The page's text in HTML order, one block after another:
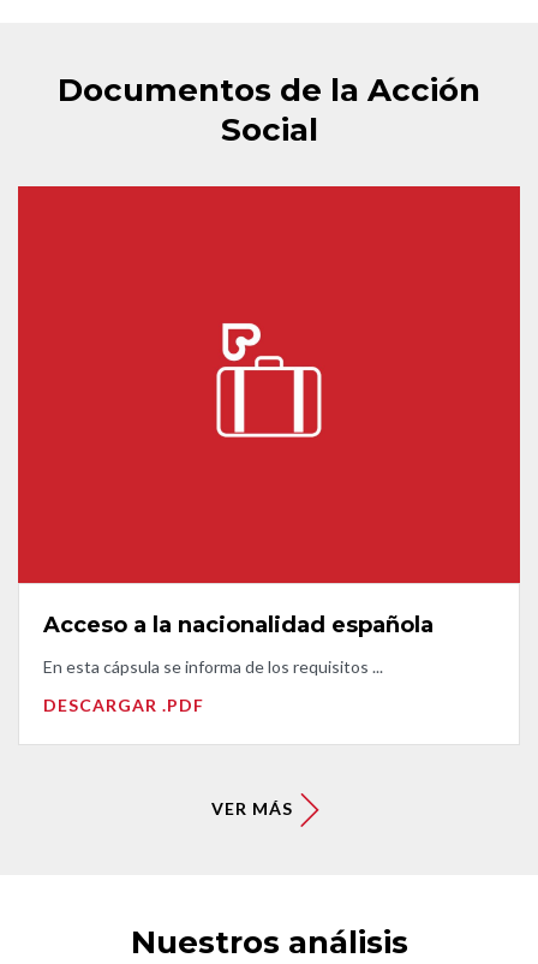
Documentos de la Acción
Social
Acceso a la nacionalidad española
En esta cápsula se informa de los requisitos ...
DESCARGAR .PDF
VER MÁS
Nuestros análisis